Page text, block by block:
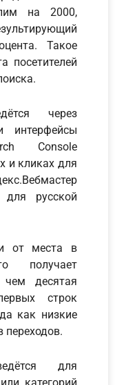
на 2000,
Такое
посетителей
через
интерфейсы
Console
и кликах для
русской
от места в
получает
десятая
строк
как низкие
переходов.
для